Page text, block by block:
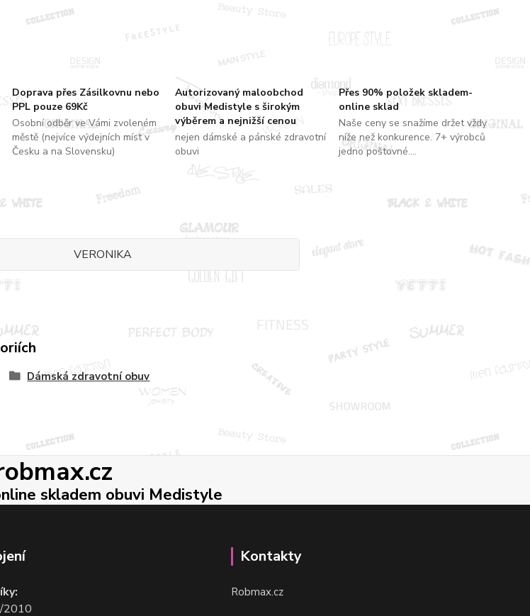
Doprava přes Zásilkovnu nebo
PPL pouze 69Kč
Osobní odběr ve Vámi zvoleném
městě (nejvíce výdejních míst v
Česku a na Slovensku)
Autorizovaný maloobchod
obuvi Medistyle s širokým
výběrem a nejnižší cenou
nejen dámské a pánské zdravotní
obuvi
Přes 90% položek skladem-
online sklad
Naše ceny se snažíme držet vždy
níže než konkurence. 7+ výrobců
jedno poštovné....
VERONIKA
Dámská zdravotní obuv
skladem obuvi Medistyle
2010
Kontakty
Robmax.cz